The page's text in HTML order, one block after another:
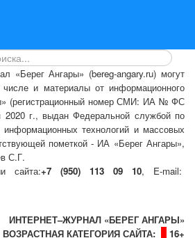
«Берег Ангары» (bereg-angary.ru) могут
и материалы от информационного
(регистрационный номер СМИ: ИА № ФС
2020 г., выдан Федеральной службой по
технологий и массовых
пометкой - ИА «Берег Ангары»,
С.Г.
сайта:+7 (950) 113 09 10, E-mail:
ИНТЕРНЕТ–ЖУРНАЛ «БЕРЕГ АНГАРЫ»
ВОЗРАСТНАЯ КАТЕГОРИЯ САЙТА:
16+